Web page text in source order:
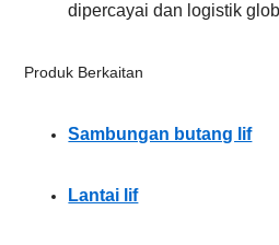
dipercayai dan logistik
Produk Berkaitan
Sambungan butang lif
Lantai lif